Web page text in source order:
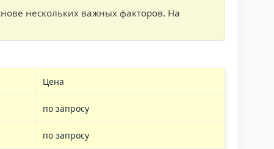
нескольких важных факторов. На
Цена
по запросу
по запросу